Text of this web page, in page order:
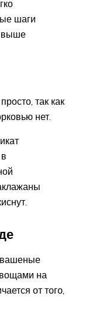
шаги
выше
так как
нет.
на
от того,